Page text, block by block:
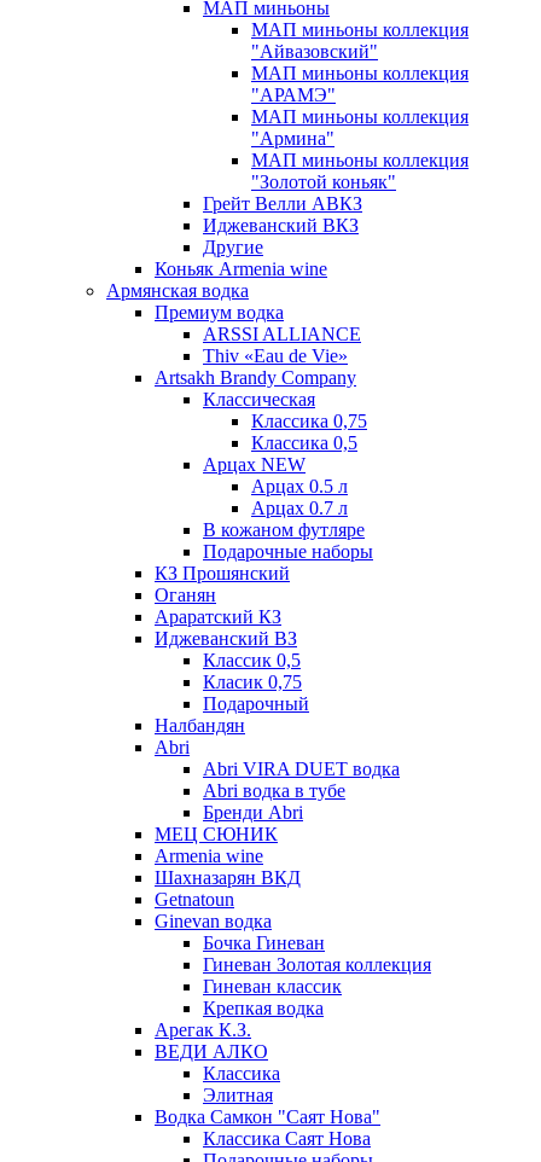
МАП миньоны
МАП миньоны коллекция
"Айвазовский"
МАП миньоны коллекция
"АРАМЭ"
МАП миньоны коллекция
"Армина"
МАП миньоны коллекция
"Золотой коньяк"
Грейт Велли АВКЗ
Иджеванский ВКЗ
Другие
Коньяк Armenia wine
Армянская водка
Премиум водка
ARSSI ALLIANCE
Thiv «Eau de Vie»
Artsakh Brandy Company
Классическая
Классика 0,75
Классика 0,5
Арцах NEW
Арцах 0.5 л
Арцах 0.7 л
В кожаном футляре
Подарочные наборы
КЗ Прошянский
Оганян
Араратский КЗ
Иджеванский ВЗ
Классик 0,5
Класик 0,75
Подарочный
Налбандян
Abri
Abri VIRA DUET водка
Abri водка в тубе
Бренди Abri
МЕЦ СЮНИК
Armenia wine
Шахназарян ВКД
Getnatoun
Ginevan водка
Бочка Гиневан
Гиневан Золотая коллекция
Гиневан классик
Крепкая водка
Арегак К.З.
ВЕДИ АЛКО
Классика
Элитная
Водка Самкон "Саят Нова"
Классика Саят Нова